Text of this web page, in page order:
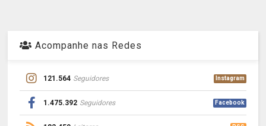
Acompanhe nas Redes
121.564 Seguidores Instagram
1.475.392 Seguidores Facebook